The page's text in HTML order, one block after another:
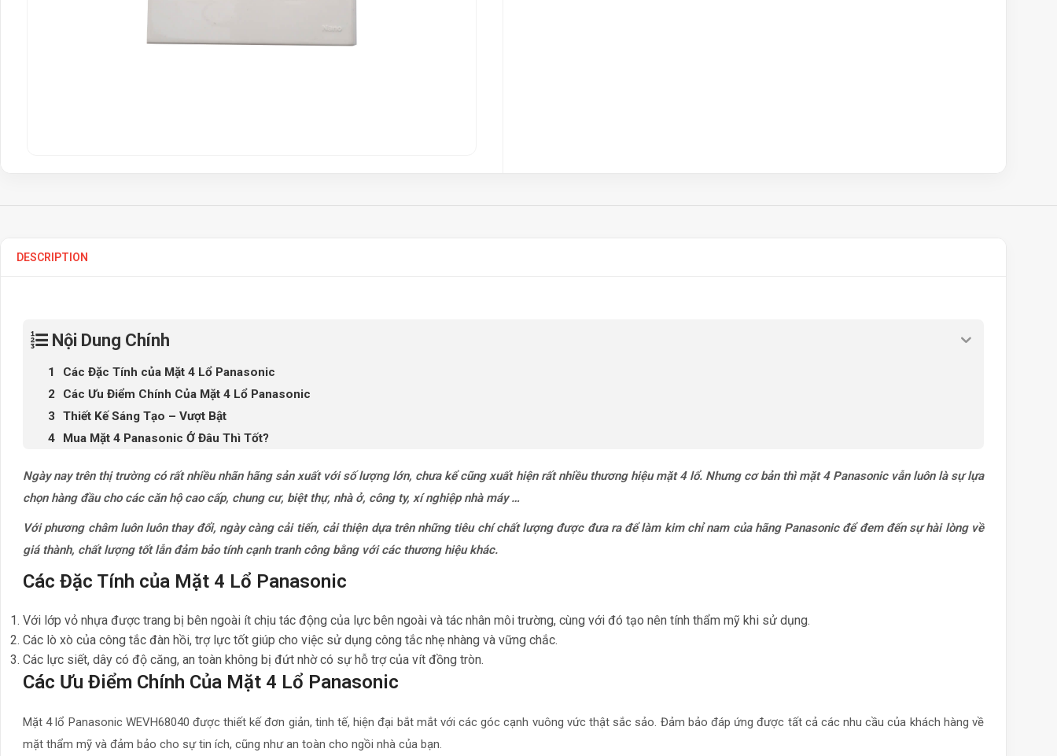
DESCRIPTION
Nội Dung Chính
Các Đặc Tính của Mặt 4 Lổ Panasonic
Các Ưu Điểm Chính Của Mặt 4 Lổ Panasonic
Thiết Kế Sáng Tạo – Vượt Bật
Mua Mặt 4 Panasonic Ở Đâu Thì Tốt?
Ngày nay trên thị trường có rất nhiều nhãn hãng sản xuất với số lượng lớn, chưa kể cũng xuất hiện rất nhiều thương hiệu mặt 4 lổ. Nhưng cơ bản thì mặt 4 Panasonic vẫn luôn là sự lựa
chọn hàng đầu cho các căn hộ cao cấp, chung cư, biệt thự, nhà ở, công ty, xí nghiệp nhà máy …
Với phương châm luôn luôn thay đổi, ngày càng cải tiến, cải thiện dựa trên những tiêu chí chất lượng được đưa ra để làm kim chỉ nam của hãng Panasonic để đem đến sự hài lòng về
giá thành, chất lượng tốt lẫn đảm bảo tính cạnh tranh công bằng với các thương hiệu khác.
Các Đặc Tính của Mặt 4 Lổ Panasonic
Với lớp vỏ nhựa được trang bị bên ngoài ít chịu tác động của lực bên ngoài và tác nhân môi trường, cùng với đó tạo nên tính thẩm mỹ khi sử dụng.
Các lò xò của công tắc đàn hồi, trợ lực tốt giúp cho việc sử dụng công tắc nhẹ nhàng và vững chắc.
Các lực siết, dây có độ căng, an toàn không bị đứt nhờ có sự hỗ trợ của vít đồng tròn.
Các Ưu Điểm Chính Của Mặt 4 Lổ Panasonic
Mặt 4 lổ Panasonic WEVH68040 được thiết kế đơn giản, tinh tế, hiện đại bắt mắt với các góc cạnh vuông vức thật sắc sảo. Đảm bảo đáp ứng được tất cả các nhu cầu của khách hàng về
mặt thẩm mỹ và đảm bảo cho sự tin ích, cũng như an toàn cho ngồi nhà của bạn.